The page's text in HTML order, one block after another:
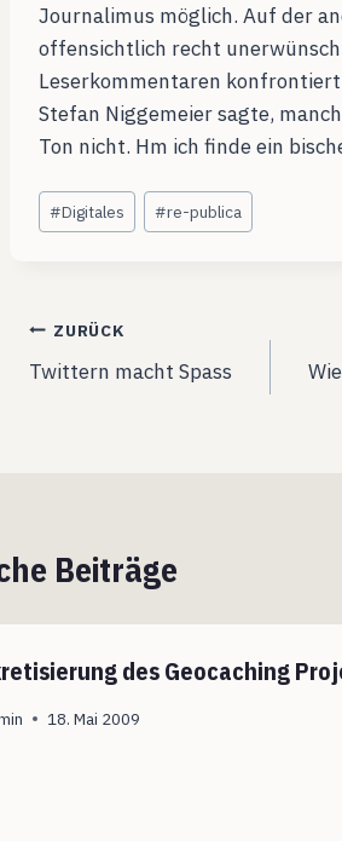
Journalimus möglich. Auf der
offensichtlich recht
Leserkommentaren
Stefan Niggemeier sagte,
Ton nicht. Hm ich finde ein
Schlagworte:
#Digitales #re-publica
Beitragsnavigation
ZURÜCK
Twittern macht Spass
Beiträge
des Geocaching
18. Mai 2009